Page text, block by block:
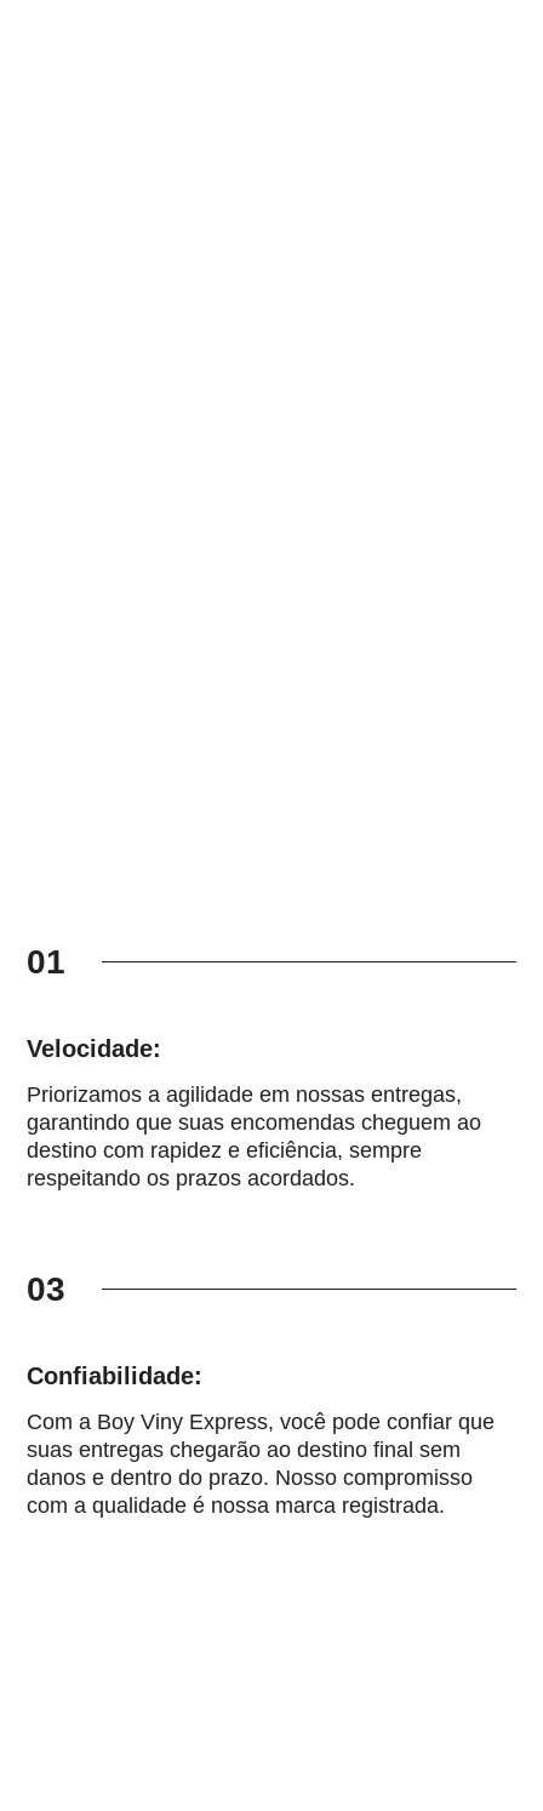
01
Velocidade:
Priorizamos a agilidade em nossas entregas,
garantindo que suas encomendas cheguem ao
destino com rapidez e eficiência, sempre
respeitando os prazos acordados.
03
Confiabilidade:
Com a Boy Viny Express, você pode confiar que
suas entregas chegarão ao destino final sem
danos e dentro do prazo. Nosso compromisso
com a qualidade é nossa marca registrada.